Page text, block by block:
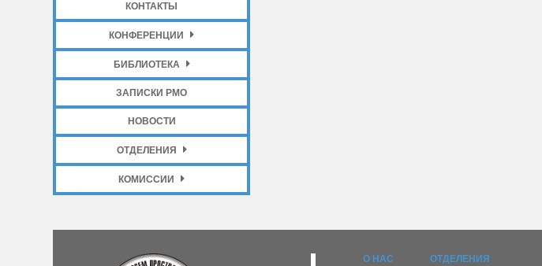
КОНТАКТЫ
КОНФЕРЕНЦИИ
БИБЛИОТЕКА
ЗАПИСКИ РМО
НОВОСТИ
ОТДЕЛЕНИЯ
КОМИССИИ
О НАС
ОТДЕЛЕНИЯ